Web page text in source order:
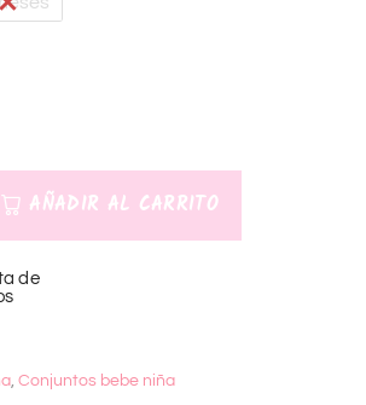
AÑADIR AL CARRITO
de
Conjuntos bebe niña